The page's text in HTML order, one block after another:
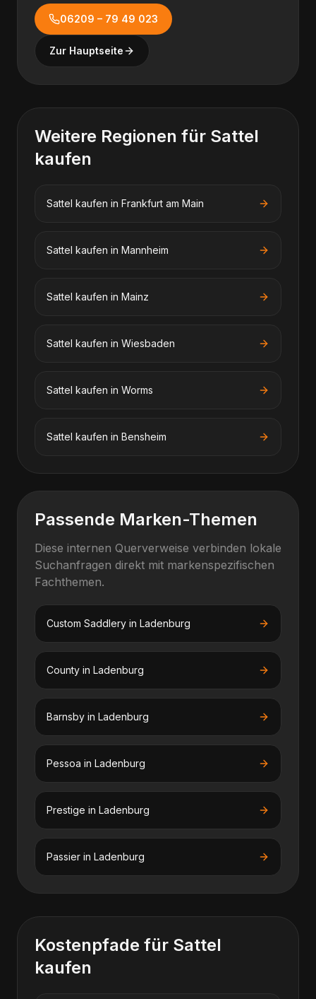
06209 – 79 49 023
Zur Hauptseite
Weitere Regionen für Sattel
kaufen
Sattel kaufen in Frankfurt am Main
Sattel kaufen in Mannheim
Sattel kaufen in Mainz
Sattel kaufen in Wiesbaden
Sattel kaufen in Worms
Sattel kaufen in Bensheim
Passende Marken-Themen
Diese internen Querverweise verbinden lokale
Suchanfragen direkt mit markenspezifischen
Fachthemen.
Custom Saddlery in Ladenburg
County in Ladenburg
Barnsby in Ladenburg
Pessoa in Ladenburg
Prestige in Ladenburg
Passier in Ladenburg
Kostenpfade für Sattel
kaufen